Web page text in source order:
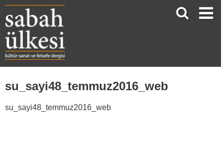
su_sayi48_temmuz2016_web
su_sayi48_temmuz2016_web